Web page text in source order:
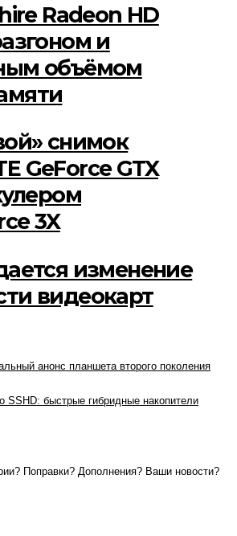
Radeon HD
и
объёмом
снимок
GeForce GTX
3X
изменение
видеокарт
анонс планшета второго поколения
SSHD: быстрые гибридные накопители
Поправки? Дополнения? Ваши новости?